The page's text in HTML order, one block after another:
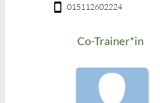
015112602224
Co-Trainer*in